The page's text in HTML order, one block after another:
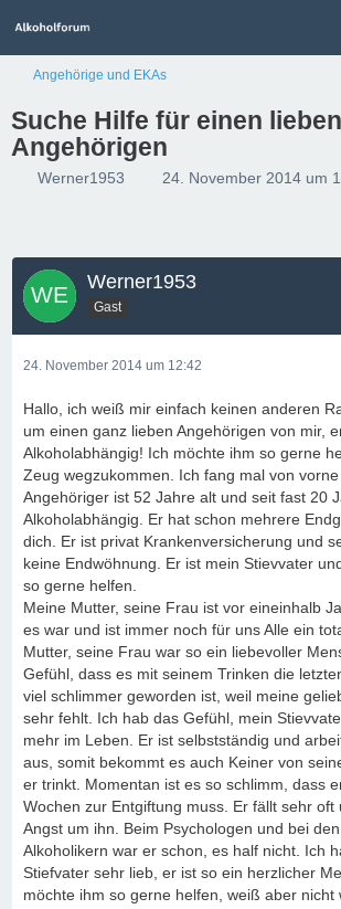
Angehörige und EKAs
Suche Hilfe für einen lieben
Angehörigen
Werner1953 24. November 2014 um
Werner1953
Gast
24. November 2014 um 12:42
Hallo, ich weiß mir einfach keinen anderen
um einen ganz lieben Angehörigen von mir,
Alkoholabhängig! Ich möchte ihm so gerne
Zeug wegzukommen. Ich fang mal von
Angehöriger ist 52 Jahre alt und seit fast 20
Alkoholabhängig. Er hat schon mehrere
dich. Er ist privat Krankenversicherung und
keine Endwöhnung. Er ist mein Stievvater
so gerne helfen.
Meine Mutter, seine Frau ist vor eineinhalb
es war und ist immer noch für uns Alle ein
Mutter, seine Frau war so ein liebevoller
Gefühl, dass es mit seinem Trinken die
viel schlimmer geworden ist, weil meine
sehr fehlt. Ich hab das Gefühl, mein
mehr im Leben. Er ist selbstständig und
aus, somit bekommt es auch Keiner von
er trinkt. Momentan ist es so schlimm, dass
Wochen zur Entgiftung muss. Er fällt sehr oft
Angst um ihn. Beim Psychologen und bei
Alkoholikern war er schon, es half nicht. Ich
Stiefvater sehr lieb, er ist so ein herzlicher
möchte ihm so gerne helfen, weiß aber nicht